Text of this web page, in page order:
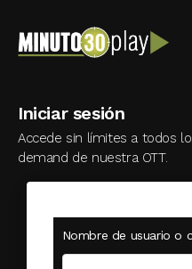
Iniciar sesión
Accede sin límites a todos
demand de nuestra OTT.
Nombre de usuario o